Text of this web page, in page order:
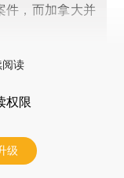
件，而加拿大并
阅读
权限
级